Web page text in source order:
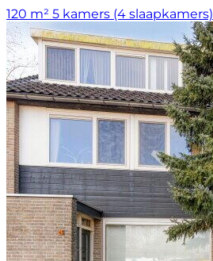
120 m² 5 kamers (4 slaapkamers)